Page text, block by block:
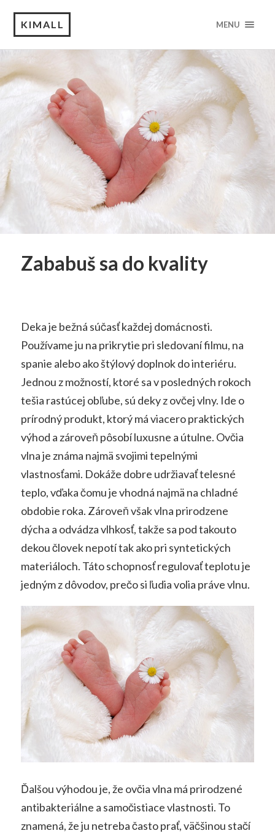
KIMALL MENU
Zababuš sa do kvality
Deka je bežná súčasť každej domácnosti.
Používame ju na prikrytie pri sledovaní filmu, na
spanie alebo ako štýlový doplnok do interiéru.
Jednou z možností, ktoré sa v posledných rokoch
tešia rastúcej obľube, sú deky z ovčej vlny. Ide o
prírodný produkt, ktorý má viacero praktických
výhod a zároveň pôsobí luxusne a útulne. Ovčia
vlna je známa najmä svojimi tepelnými
vlastnosťami. Dokáže dobre udržiavať telesné
teplo, vďaka čomu je vhodná najmä na chladné
obdobie roka. Zároveň však vlna prirodzene
dýcha a odvádza vlhkosť, takže sa pod takouto
dekou človek nepotí tak ako pri syntetických
materiáloch. Táto schopnosť regulovať teplotu je
jedným z dôvodov, prečo si ľudia volia práve vlnu.
Ďalšou výhodou je, že ovčia vlna má prirodzené
antibakteriálne a samočistiace vlastnosti. To
znamená, že ju netreba často prať, väčšinou stačí